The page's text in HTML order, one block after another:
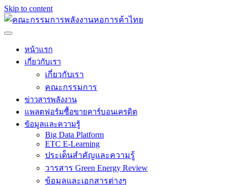
Skip to content
หน้าแรก
เกี่ยวกับเรา
เกี่ยวกับเรา
คณะกรรมการ
ข่าวสารพลังงาน
แพลตฟอร์มซื้อขายคาร์บอนเครดิต
ข้อมูลและความรู้
Big Data Platform
ETC E-Learning
ประเด็นสำคัญและความรู้
วารสาร Green Energy Review
ข้อมูลและเอกสารต่างๆ